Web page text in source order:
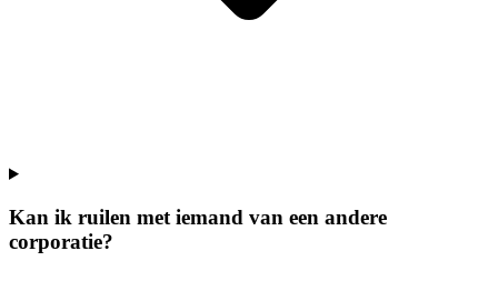
Kan ik ruilen met iemand van een andere
corporatie?